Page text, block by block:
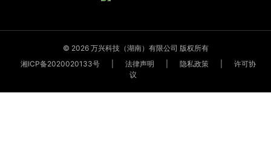
© 2026 万兴科技（湖南）有限公司 版权所有
湘ICP备2020020133号
法律声明 隐私政策
许可协
议